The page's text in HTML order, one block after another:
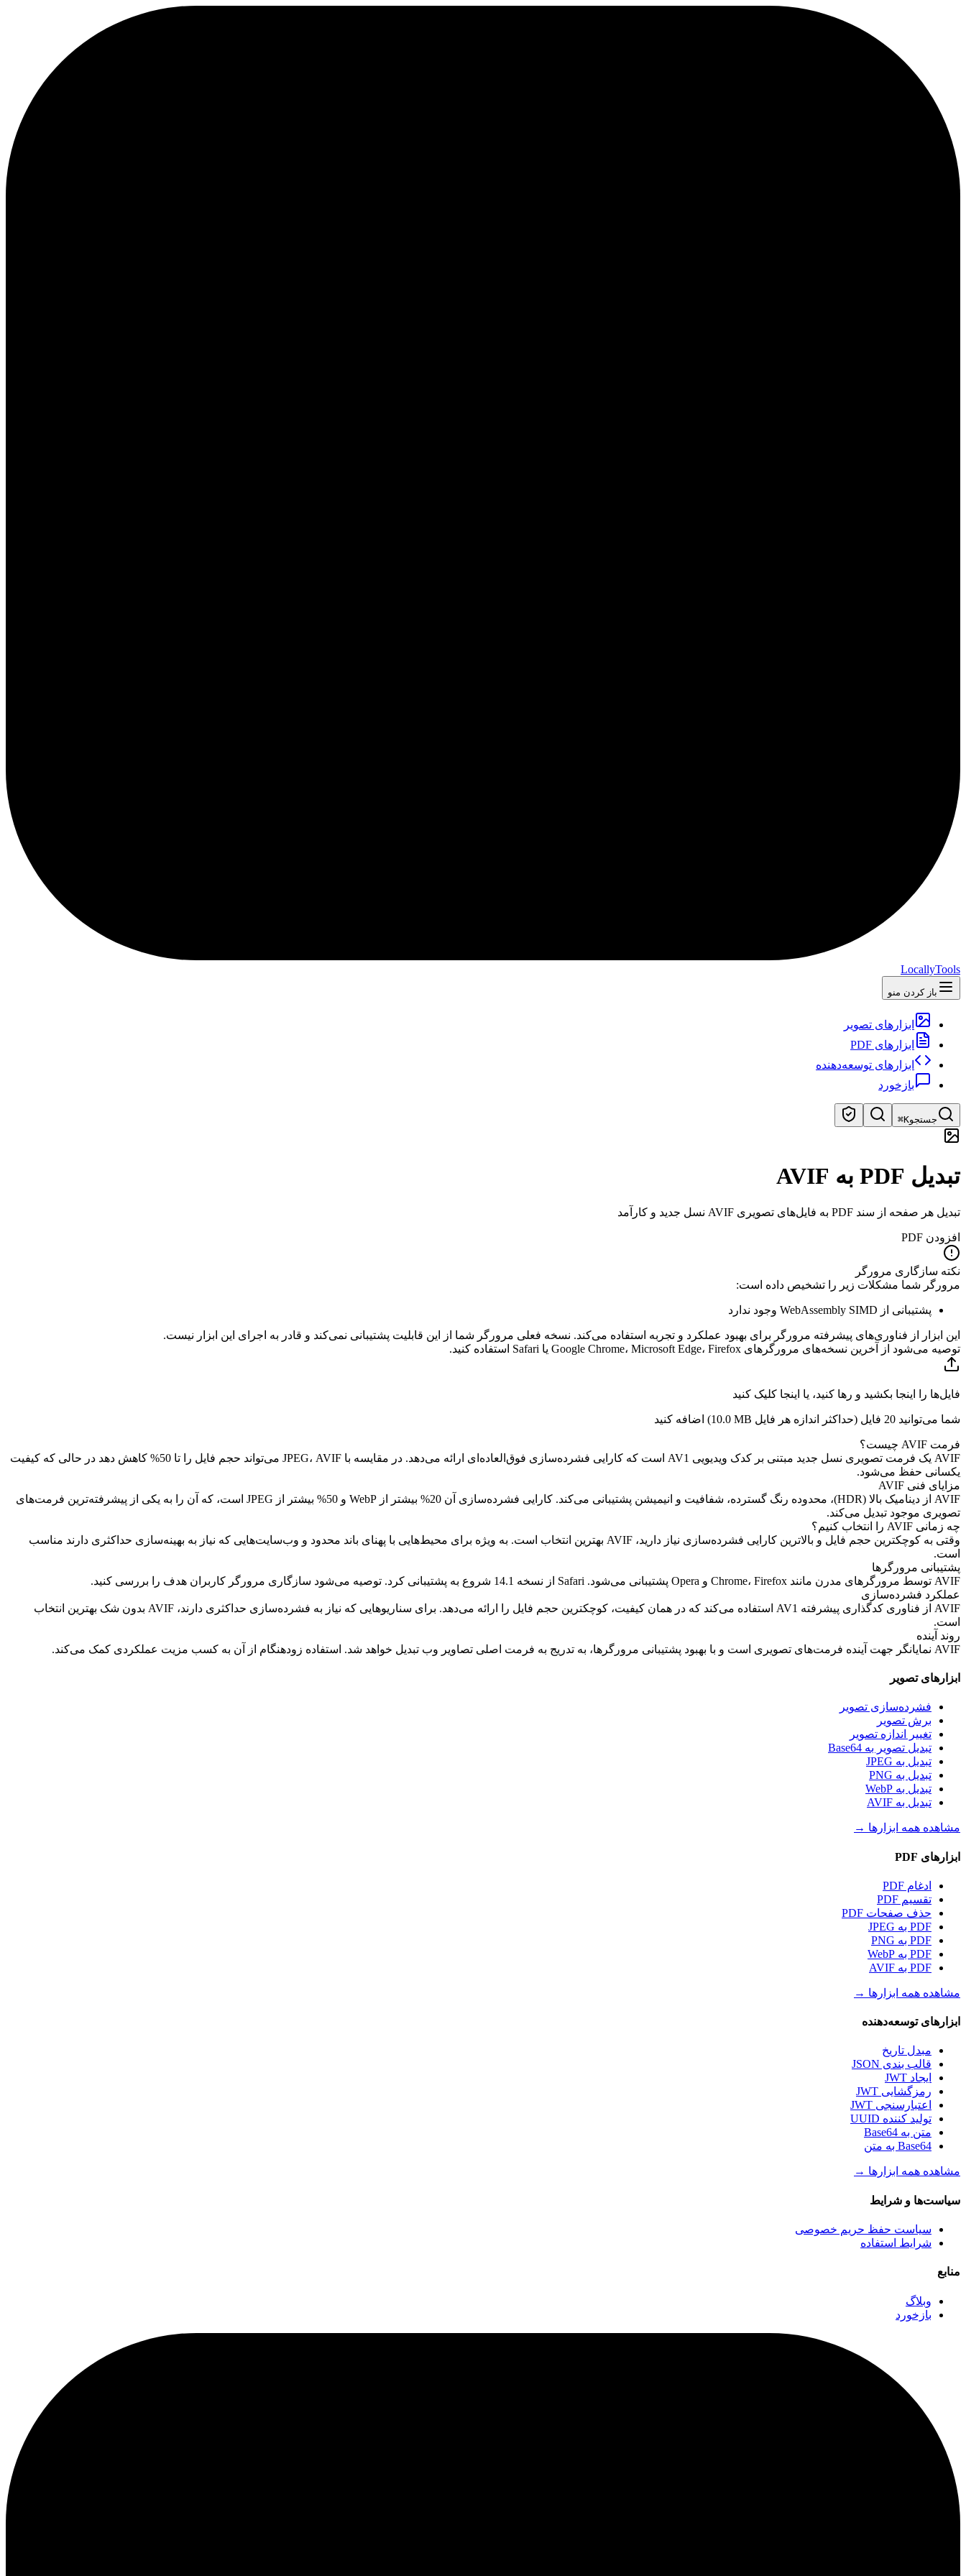
LocallyTools
باز کردن منو
ابزارهای تصویر
ابزارهای PDF
ابزارهای توسعه‌دهنده
بازخورد
جستجو⌘K
جستجوی سریع ابزارها
تبدیل PDF به AVIF
تبدیل هر صفحه از سند PDF به فایل‌های تصویری AVIF نسل جدید و کارآمد
افزودن PDF
نکته سازگاری مرورگر
مرورگر شما مشکلات زیر را تشخیص داده است:
پشتیبانی از WebAssembly SIMD وجود ندارد
این ابزار از فناوری‌های پیشرفته مرورگر برای بهبود عملکرد و تجربه استفاده می‌کند. نسخه فعلی مرورگر شما از این قابلیت پشتیبانی نمی‌کند و قادر به اجرای این ابزار نیست.
توصیه می‌شود از آخرین نسخه‌های مرورگرهای Google Chrome، Microsoft Edge، Firefox یا Safari استفاده کنید.
فایل‌ها را اینجا بکشید و رها کنید، یا اینجا کلیک کنید
شما می‌توانید 20 فایل (حداکثر اندازه هر فایل 10.0 MB) اضافه کنید
فرمت AVIF چیست؟
AVIF یک فرمت تصویری نسل جدید مبتنی بر کدک ویدیویی AV1 است که کارایی فشرده‌سازی فوق‌العاده‌ای ارائه می‌دهد. در مقایسه با JPEG، AVIF می‌تواند حجم فایل را تا 50% کاهش دهد در حالی که کیفیت
یکسانی حفظ می‌شود.
مزایای فنی AVIF
AVIF از دینامیک بالا (HDR)، محدوده رنگ گسترده، شفافیت و انیمیشن پشتیبانی می‌کند. کارایی فشرده‌سازی آن 20% بیشتر از WebP و 50% بیشتر از JPEG است، که آن را به یکی از پیشرفته‌ترین فرمت‌های
تصویری موجود تبدیل می‌کند.
چه زمانی AVIF را انتخاب کنیم؟
وقتی به کوچکترین حجم فایل و بالاترین کارایی فشرده‌سازی نیاز دارید، AVIF بهترین انتخاب است. به ویژه برای محیط‌هایی با پهنای باند محدود و وب‌سایت‌هایی که نیاز به بهینه‌سازی حداکثری دارند مناسب
است.
پشتیبانی مرورگرها
AVIF توسط مرورگرهای مدرن مانند Chrome، Firefox و Opera پشتیبانی می‌شود. Safari از نسخه 14.1 شروع به پشتیبانی کرد. توصیه می‌شود سازگاری مرورگر کاربران هدف را بررسی کنید.
عملکرد فشرده‌سازی
AVIF از فناوری کدگذاری پیشرفته AV1 استفاده می‌کند که در همان کیفیت، کوچکترین حجم فایل را ارائه می‌دهد. برای سناریوهایی که نیاز به فشرده‌سازی حداکثری دارند، AVIF بدون شک بهترین انتخاب
است.
روند آینده
AVIF نمایانگر جهت آینده فرمت‌های تصویری است و با بهبود پشتیبانی مرورگرها، به تدریج به فرمت اصلی تصاویر وب تبدیل خواهد شد. استفاده زودهنگام از آن به کسب مزیت عملکردی کمک می‌کند.
ابزارهای تصویر
فشرده‌سازی تصویر
برش تصویر
تغییر اندازه تصویر
تبدیل تصویر به Base64
تبدیل به JPEG
تبدیل به PNG
تبدیل به WebP
تبدیل به AVIF
مشاهده همه ابزارها →
ابزارهای PDF
ادغام PDF
تقسیم PDF
حذف صفحات PDF
PDF به JPEG
PDF به PNG
PDF به WebP
PDF به AVIF
مشاهده همه ابزارها →
ابزارهای توسعه‌دهنده
مبدل تاریخ
قالب بندی JSON
ایجاد JWT
رمزگشایی JWT
اعتبارسنجی JWT
تولید کننده UUID
متن به Base64
Base64 به متن
مشاهده همه ابزارها →
سیاست‌ها و شرایط
سیاست حفظ حریم خصوصی
شرایط استفاده
منابع
وبلاگ
بازخورد